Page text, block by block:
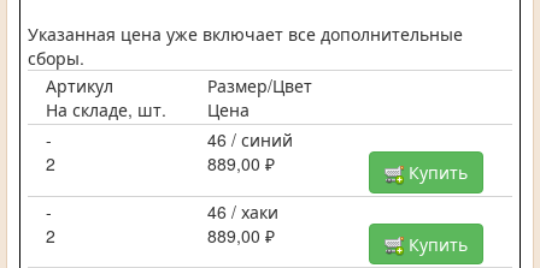
Указанная цена уже включает все дополнительные
сборы.
Артикул
Размер/Цвет
На складе, шт.
Цена
-
46 / синий
2
889,00 ₽
Купить
-
46 / хаки
2
889,00 ₽
Купить